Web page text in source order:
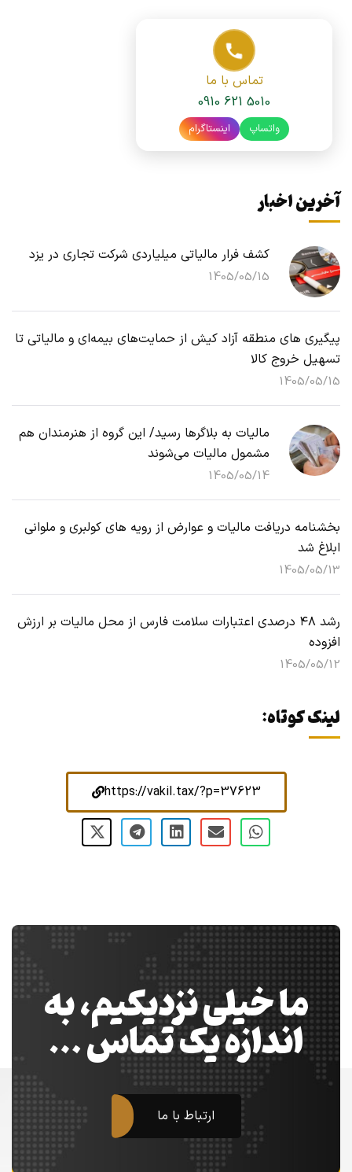
تماس با ما
0910 621 5010
واتساپ اینستاگرام
آخرین اخبار
کشف فرار مالیاتی میلیاردی شرکت تجاری در یزد
1405/05/15
پیگیری های منطقه آزاد کیش از حمایت‌های بیمه‌ای و مالیاتی تا
تسهیل خروج کالا
1405/05/15
مالیات به بلاگرها رسید/ این گروه از هنرمندان هم
مشمول مالیات می‌شوند
1405/05/14
بخشنامه دریافت مالیات و عوارض از رویه های کولبری و ملوانی
ابلاغ شد
1405/05/13
رشد ۴۸ درصدی اعتبارات سلامت فارس از محل مالیات بر ارزش
افزوده
1405/05/12
لینک کوتاه:
https://vakil.tax/?p=37623
ما خیلی نزدیکیم، به
اندازه یک تماس …
ارتباط با ما